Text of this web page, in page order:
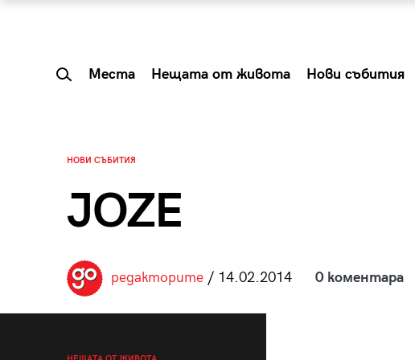
Места Нещата от живота Нови събития
НОВИ СЪБИТИЯ
JOZE
редакторите/ 14.02.2014 0 коментара